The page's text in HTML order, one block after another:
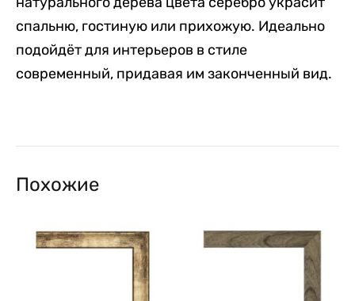
спальню, гостиную или прихожую. Идеально
подойдёт для интерьеров в стиле
современный, придавая им законченный вид.
Похожие